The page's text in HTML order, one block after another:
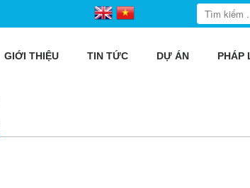
GIỚI THIỆU TIN TỨC DỰ ÁN PHÁP